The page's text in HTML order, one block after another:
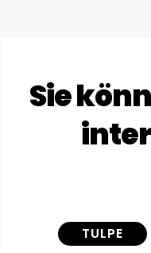
Sie
TULPE